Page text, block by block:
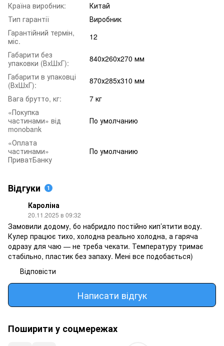
Країна виробник:
Китай
Тип гарантії
Виробник
Гарантійний термін,
міс.
12
Габарити без
упаковки (ВxШxГ):
840х260х270 мм
Габарити в упаковці
(ВxШxГ):
870х285х310 мм
Вага брутто, кг:
7 кг
«Покупка
частинами» від
monobank
По умолчанию
«Оплата
частинами»
ПриватБанку
По умолчанию
Відгуки 1
Кароліна
20.11.2025 в 09:32
Замовили додому, бо набридло постійно кип’ятити воду.
Кулер працює тихо, холодна реально холодна, а гаряча
одразу для чаю — не треба чекати. Температуру тримає
стабільно, пластик без запаху. Мені все подобається)
Відповісти
Написати відгук
Поширити у соцмережах